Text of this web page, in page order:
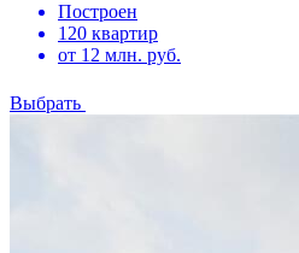
Построен
120 квартир
от 12 млн. руб.
Выбрать